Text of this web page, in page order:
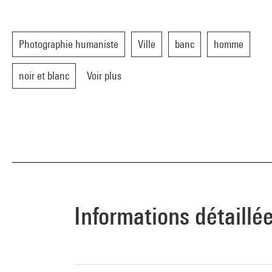
Photographie humaniste Ville banc homme
noir et blanc Voir plus
Informations